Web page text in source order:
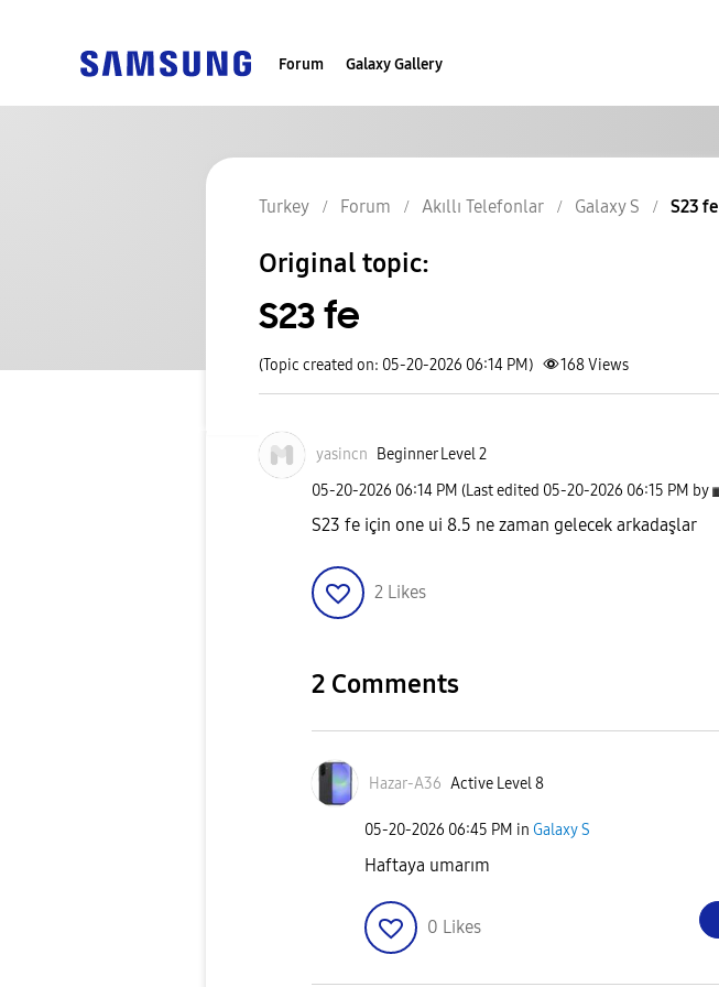
Forum Galaxy Gallery
Turkey Forum Akıllı Telefonlar Galaxy S S23 fe
Original topic:
S23 fe
(Topic created on: 05-20-2026 06:14 PM) 168Views
yasincn Beginner Level 2
‎05-20-2026 06:14 PM (Last edited ‎05-20-2026 06:15 PM by
S23 fe için one ui 8.5 ne zaman gelecek arkadaşlar
2 Likes
2 Comments
Hazar-A36 Active Level 8
‎05-20-2026 06:45 PM in Galaxy S
Haftaya umarım
0 Likes